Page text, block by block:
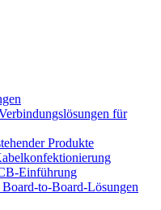
für
Produkte
Einführung
to-Board-Lösungen